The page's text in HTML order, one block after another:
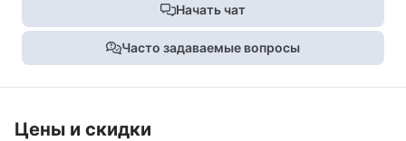
Начать чат
Часто задаваемые вопросы
Цены и скидки